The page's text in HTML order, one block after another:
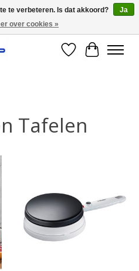
Verlanglijst
Tafelen
te verbeteren. Is dat akkoord?
Ja
over cookies »